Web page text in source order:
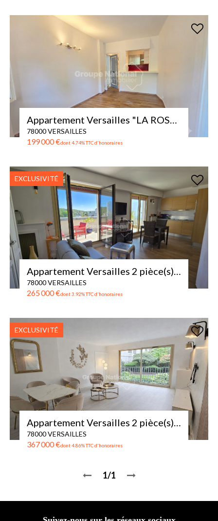
Appartement Versailles "LA ROSERAIE " - 2 pièce(s) 32 m2
78000 VERSAILLES
199 000 €dont 4.74% TTC d'honoraires
EXCLUSIVITÉ
Appartement Versailles 2 pièce(s) 34 m2 + TERRASSE de 18m²
78000 VERSAILLES
265 000 €dont 3.92% TTC d'honoraires
EXCLUSIVITÉ
Appartement Versailles 2 pièce(s) 80 m2
78000 VERSAILLES
367 000 €dont 4.86% TTC d'honoraires
1/1